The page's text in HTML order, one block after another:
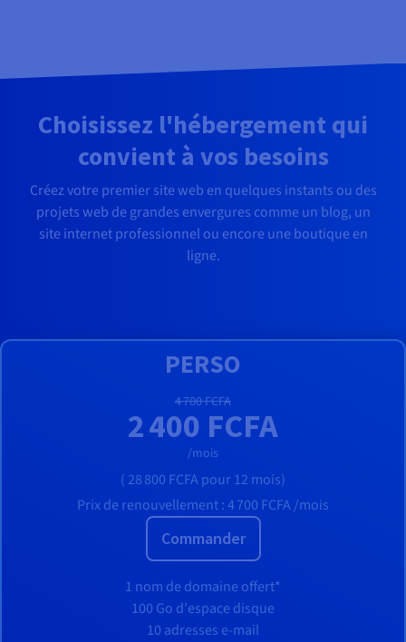
Choisissez l'hébergement qui
convient à vos besoins
Créez votre premier site web en quelques instants ou des
projets web de grandes envergures comme un blog, un
site internet professionnel ou encore une boutique en
ligne.
PERSO
4 700 FCFA
2 400 FCFA
/mois
( 28 800 FCFApour 12 mois)
Prix de renouvellement :4 700 FCFA/mois
Commander
1 nom de domaine offert*
100 Go d'espace disque
10 adresses e-mail